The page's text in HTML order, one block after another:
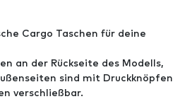
Cargo Taschen für deine
an der Rückseite des Modells,
sind mit Druckknöpfen
verschließbar.